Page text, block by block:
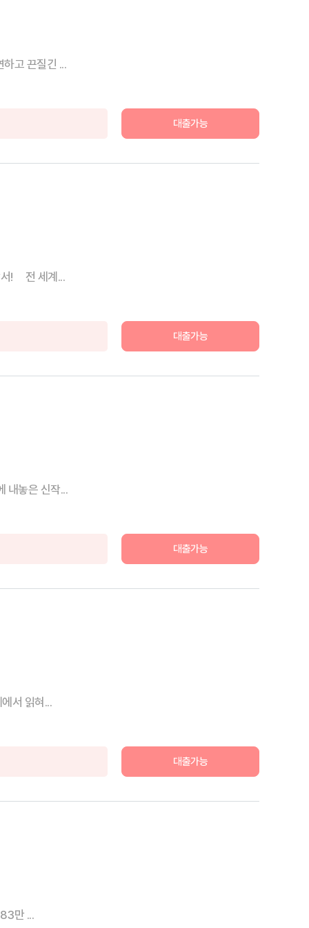
하고 끈질긴 ...
대출가능
서! 전 세계...
대출가능
내놓은 신작...
대출가능
서 읽혀...
대출가능
만 ...